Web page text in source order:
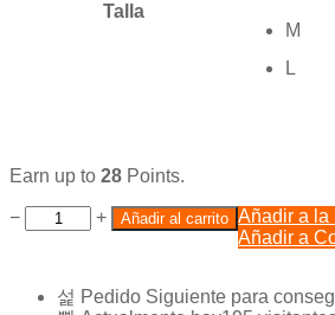
Talla
M
L
Earn up to 28 Points.
− + Añadir al carrito Añadir a la
Añadir a
Pedido Siguiente para